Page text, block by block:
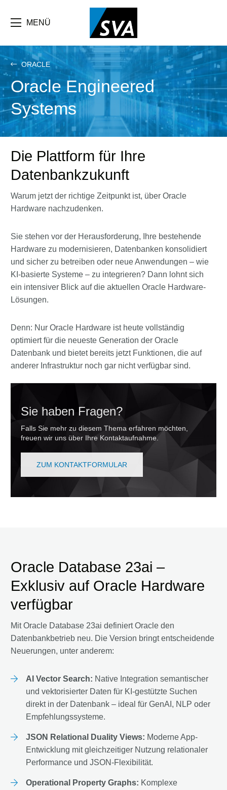
Inhalt
MENÜ
ORACLE
Oracle Engineered
Systems
Die Plattform für Ihre
Datenbankzukunft
Warum jetzt der richtige Zeitpunkt ist, über Oracle
Hardware nachzudenken.
Sie stehen vor der Herausforderung, Ihre bestehende
Hardware zu modernisieren, Datenbanken konsolidiert
und sicher zu betreiben oder neue Anwendungen – wie
KI-basierte Systeme – zu integrieren? Dann lohnt sich
ein intensiver Blick auf die aktuellen Oracle Hardware-
Lösungen.
Denn: Nur Oracle Hardware ist heute vollständig
optimiert für die neueste Generation der Oracle
Datenbank und bietet bereits jetzt Funktionen, die auf
anderer Infrastruktur noch gar nicht verfügbar sind.
Sie haben Fragen?
Falls Sie mehr zu diesem Thema erfahren möchten,
freuen wir uns über Ihre Kontaktaufnahme.
ZUM KONTAKTFORMULAR
Oracle Database 23ai –
Exklusiv auf Oracle Hardware
verfügbar
Mit Oracle Database 23ai definiert Oracle den
Datenbankbetrieb neu. Die Version bringt entscheidende
Neuerungen, unter anderem:
AI Vector Search: Native Integration semantischer
und vektorisierter Daten für KI-gestützte Suchen
direkt in der Datenbank – ideal für GenAI, NLP oder
Empfehlungssysteme.
JSON Relational Duality Views: Moderne App-
Entwicklung mit gleichzeitiger Nutzung relationaler
Performance und JSON-Flexibilität.
Operational Property Graphs: Komplexe